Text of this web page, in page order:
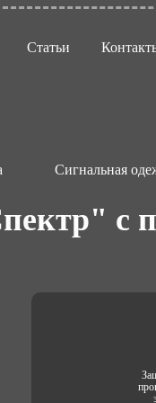
Статьи
Сигнальная
с